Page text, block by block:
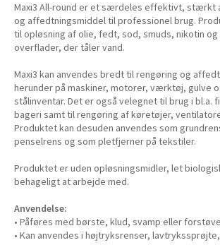
Maxi3 All-round er et særdeles effektivt, stærkt
og affedtningsmiddel til professionel brug.
til opløsning af olie, fedt, sod, smuds, nikotin
overflader, der tåler vand.
Maxi3 kan anvendes bredt til rengøring og
herunder på maskiner, motorer, værktøj, gulve
stålinventar. Det er også velegnet til brug i bl.a.
bageri samt til rengøring af køretøjer,
Produktet kan desuden anvendes som
penselrens og som pletfjerner på tekstiler.
Produktet er uden opløsningsmidler, let
behageligt at arbejde med.
Anvendelse:
• Påføres med børste, klud, svamp eller
• Kan anvendes i højtryksrenser,